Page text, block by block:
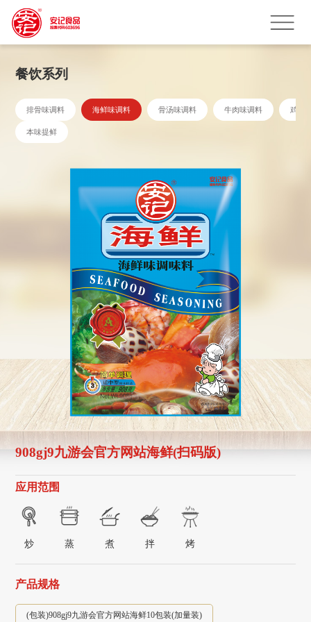
餐饮系列
排骨味调料 海鲜味调料 骨汤味调料 牛肉味调料 鸡鲜
本味提鲜
908gj9九游会官方网站海鲜(扫码版)
应用范围
炒 蒸 煮 拌 烤
产品规格
(包装)908gj9九游会官方网站海鲜10包装(加量装)